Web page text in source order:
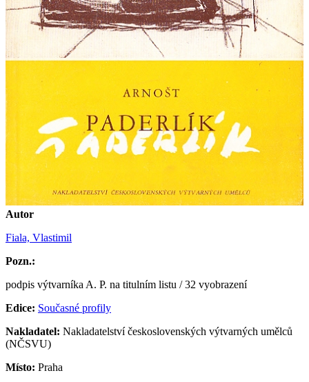
Autor
Fiala, Vlastimil
Pozn.:
podpis výtvarníka A. P. na titulním listu / 32 vyobrazení
Edice: Současné profily
Nakladatel: Nakladatelství československých výtvarných umělců
(NČSVU)
Místo: Praha